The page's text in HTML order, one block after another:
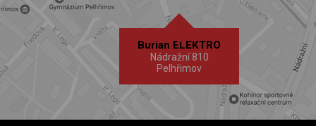
Burian ELEKTRO
Nádražní 810
Pelhřimov